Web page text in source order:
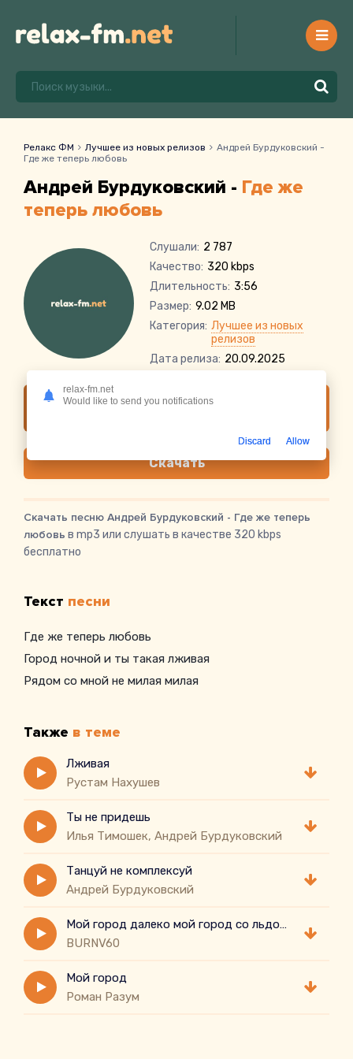
Релакс ФМ Лучшее из новых релизов
Андрей Бурдуковский -
Где же теперь любовь
Андрей Бурдуковский - Где же
теперь любовь
Слушали: 2 787
Качество: 320 kbps
Длительность: 3:56
Размер: 9.02 MB
Категория: Лучшее из новых
релизов
Дата релиза: 20.09.2025
Слушать онлайн Андрей Бурдуковский -
Скачать
Скачать песню Андрей Бурдуковский - Где же теперь
любовь в mp3 или слушать в качестве 320 kbps
бесплатно
Текст песни
Где же теперь любовь
Город ночной и ты такая лживая
Рядом со мной не милая милая
Также в теме
Лживая
Рустам Нахушев
Ты не придешь
Илья Тимошек, Андрей Бурдуковский
Танцуй не комплексуй
Андрей Бурдуковский
Мой город далеко мой город со льдом мой город совсем захолустье
BURNV60
Мой город
Роман Разум
relax-fm.net
Would like to send you notifications
Discard Allow